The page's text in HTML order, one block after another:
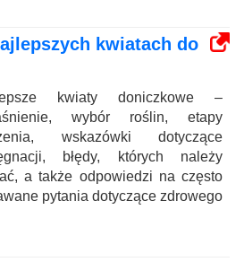
kwiatach do
kwiaty doniczkowe –
wybór roślin, etapy
wskazówki dotyczące
błędy, których należy
a także odpowiedzi na często
pytania dotyczące zdrowego